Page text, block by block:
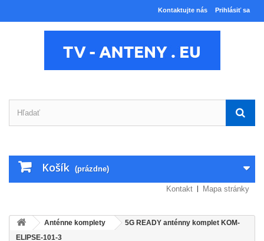
Prihlásiť sa
Kontaktujte nás
Košík (prázdne)
Kontakt Mapa stránky
Anténne komplety
5G READY anténny komplet KOM-
ELIPSE-101-3